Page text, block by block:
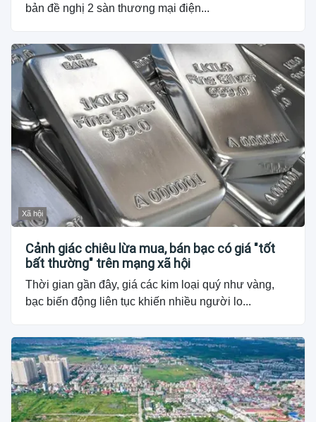
bản đề nghị 2 sàn thương mại điện...
Xã hội
Cảnh giác chiêu lừa mua, bán bạc có giá "tốt
bất thường" trên mạng xã hội
Thời gian gần đây, giá các kim loại quý như vàng,
bạc biến động liên tục khiến nhiều người lo...